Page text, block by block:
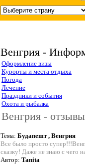
Венгрия -
Оформление визы
Курорты и места отдыха
Погода
Лечение
Праздники и события
Охота и рыбалка
Венгрия -
Тема: Будапешт , Венгрия
Все было просто
сказку! Даже не знаю с чего
Автор: Tanita